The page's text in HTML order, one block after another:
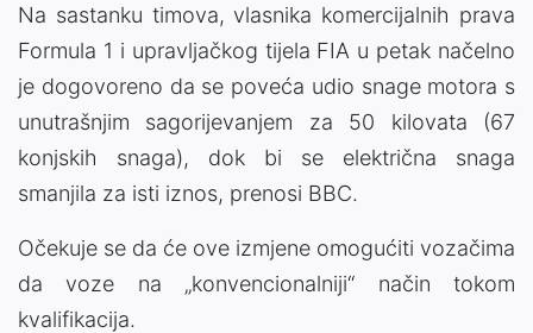
Na sastanku timova, vlasnika komercijalnih prava
Formula 1 i upravljačkog tijela FIA u petak načelno
je dogovoreno da se poveća udio snage motora s
unutrašnjim sagorijevanjem za 50 kilovata (67
konjskih snaga), dok bi se električna snaga
smanjila za isti iznos, prenosi BBC.
Očekuje se da će ove izmjene omogućiti vozačima
da voze na „konvencionalniji“ način tokom
kvalifikacija.